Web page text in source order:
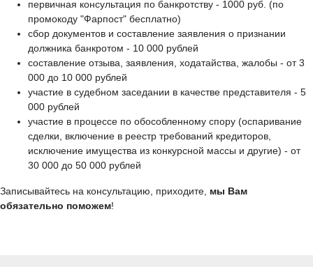
первичная консультация по банкротству - 1000 руб. (по
промокоду "Фарпост" бесплатно)
сбор документов и составление заявления о признании
должника банкротом - 10 000 рублей
составление отзыва, заявления, ходатайства, жалобы - от 3
000 до 10 000 рублей
участие в судебном заседании в качестве представителя - 5
000 рублей
участие в процессе по обособленному спору (оспаривание
сделки, включение в реестр требований кредиторов,
исключение имущества из конкурсной массы и другие) - от
30 000 до 50 000 рублей
Записывайтесь на консультацию, приходите, мы Вам
обязательно поможем!